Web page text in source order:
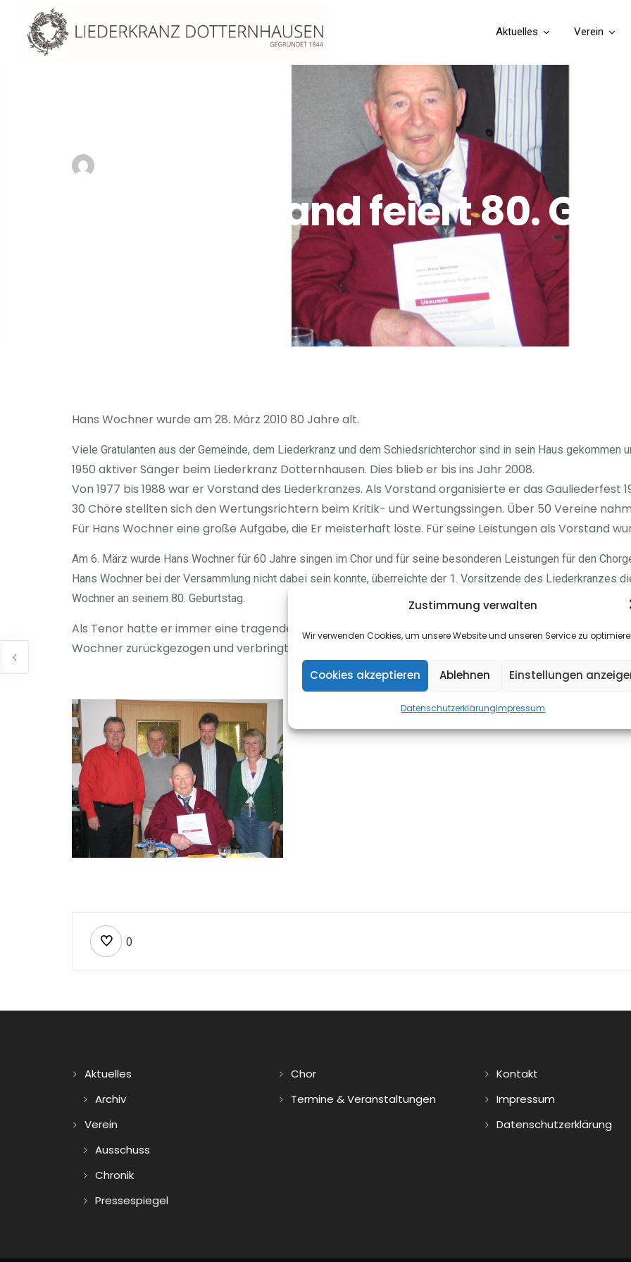
Zustimmung verwalten
Wir verwenden Cookies, um unsere Website und unseren Service zu
Cookies akzeptieren Ablehnen Einstellungen
DatenschutzerklärungImpressum
Aktuelles Verein
Ehrenvorstand feiert 80.
Hans Wochner wurde am 28. März 2010 80 Jahre alt.
Viele Gratulanten aus der Gemeinde, dem Liederkranz und dem Schiedsrichterchor sind in sein Haus gekommen
1950 aktiver Sänger beim Liederkranz Dotternhausen. Dies blieb er bis ins Jahr 2008.
Von 1977 bis 1988 war er Vorstand des Liederkranzes. Als Vorstand organisierte er das Gauliederfest
30 Chöre stellten sich den Wertungsrichtern beim Kritik- und Wertungssingen. Über 50 Vereine
Für Hans Wochner eine große Aufgabe, die Er meisterhaft löste. Für seine Leistungen als Vorstand
Am 6. März wurde Hans Wochner für 60 Jahre singen im Chor und für seine besonderen Leistungen für den
Hans Wochner bei der Versammlung nicht dabei sein konnte, überreichte der 1. Vorsitzende des Liederkranzes
Wochner an seinem 80. Geburtstag.
Als Tenor hatte er immer eine tragende Rolle im Liederkranz Dotternhausen. Auch im
Wochner zurückgezogen und verbringt viel Zeit mit dem Hören von Chormusik.
0
Aktuelles
Archiv
Verein
Ausschuss
Chronik
Pressespiegel
Chor
Termine & Veranstaltungen
Kontakt
Impressum
Datenschutzerklärung